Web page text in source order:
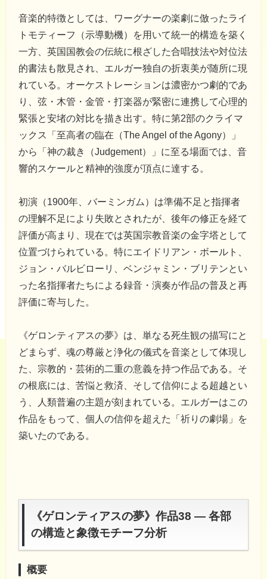
音楽的特徴としては、ワーグナーの楽劇に倣ったライ
トモティーフ（示導動機）を用いて統一的構造を築く
一方、英国国教会の伝統に根ざした合唱技法や対位法
的書法も散見され、エルガー独自の折衷美が随所に現
れている。オーケストレーションは濃密かつ劇的であ
り、弦・木管・金管・打楽器が緊密に連携して心理的
緊張と安堵の対比を描き出す。特に第2部のクライマ
ックス「至高者の臨在（The Angel of the Agony）」
から「神の裁き（Judgement）」に至る場面では、音
響的スケールと精神的強度が頂点に達する。
初演（1900年、バーミンガム）は準備不足と指揮者
の理解不足により失敗とされたが、後年の修正を経て
評価が高まり、現在では英国宗教音楽の金字塔として
位置づけられている。特にエイドリアン・ボールト、
ジョン・バルビローリ、ベンジャミン・ブリテンとい
った名指揮者たちによる録音・演奏が作品の普及と再
評価に寄与した。
《ゲロンティアスの夢》は、単なる死生観の描写にと
どまらず、魂の尊厳と浄化の儀式を音楽として体現し
た、宗教的・芸術的二重の意義を持つ作品である。そ
の根底には、苦悩と救済、そして信仰による超越とい
う、人類普遍の主題が刻まれている。エルガーはこの
作品をもって、個人の信仰を超えた「祈りの劇場」を
築いたのである。
《ゲロンティアスの夢》作品38 ― 各部
の構造と象徴モチーフ分析
概要